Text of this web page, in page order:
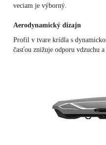
veciam je výborný.
Aerodynamický dizajn
Profil v tvare krídla s
časťou znižuje odporu vdzuchu